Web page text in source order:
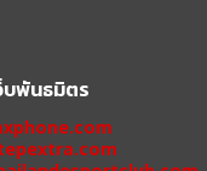
บพันธมิตร